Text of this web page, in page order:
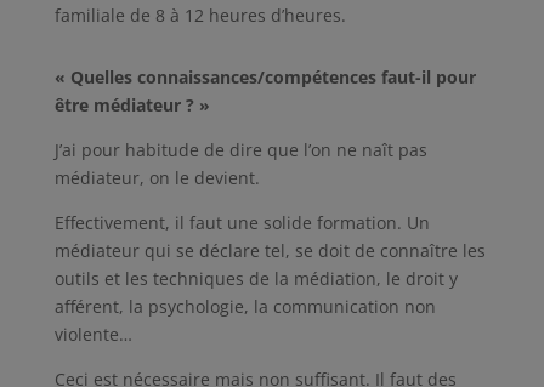
familiale de 8 à 12 heures d’heures.
« Quelles connaissances/compétences faut-il pour
être médiateur ? »
J’ai pour habitude de dire que l’on ne naît pas
médiateur, on le devient.
Effectivement, il faut une solide formation. Un
médiateur qui se déclare tel, se doit de connaître les
outils et les techniques de la médiation, le droit y
afférent, la psychologie, la communication non
violente…
Ceci est nécessaire mais non suffisant. Il faut des